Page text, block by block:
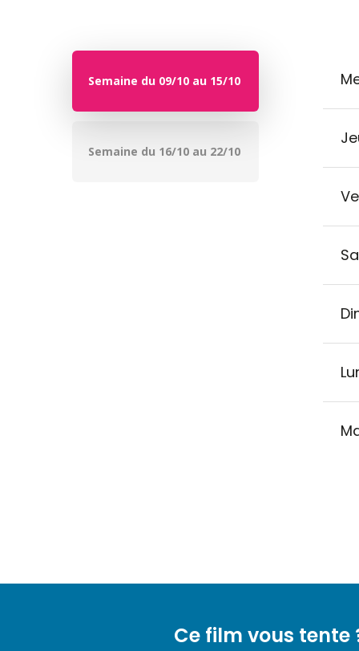
Semaine du 09/10 au 15/10
Semaine du 16/10 au 22/10
Ce film vous tente